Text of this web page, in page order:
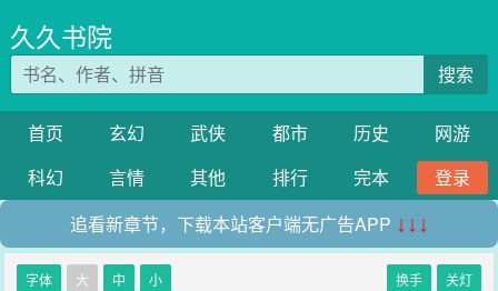
久久书院
搜索
首页 玄幻 武侠 都市 历史
网游
科幻
言情 其他 排行 完本
登录
追看新章节，下载本站客户端无广告APP ↓↓↓
字体 大 中 小 换手 关灯